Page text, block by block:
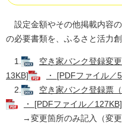
設定金額やその他掲載内容
の必要書類を、ふるさと活力
1.
空き家バンク登録変
13KB]
・ [PDFファイル／
2.
空き家バンク登録票
・ [PDFファイル／127KB]
→変更箇所のみ記入（変更